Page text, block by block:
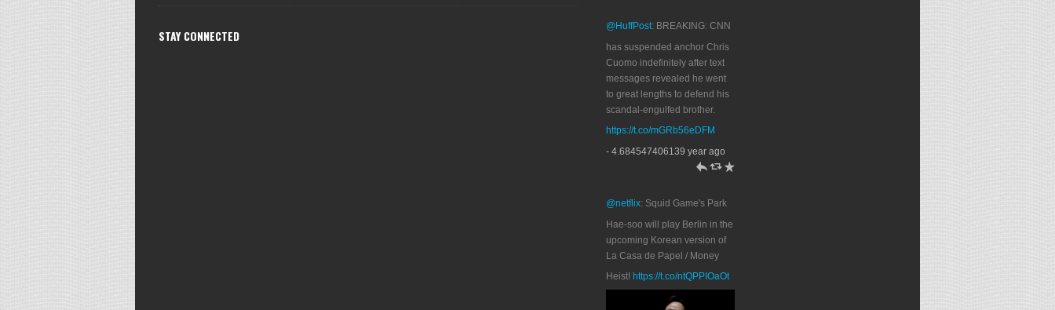
STAY CONNECTED
@HuffPost: BREAKING: CNN
has suspended anchor Chris
Cuomo indefinitely after text
messages revealed he went
to great lengths to defend his
scandal-engulfed brother.
https://t.co/mGRb56eDFM
- 4.684547406139 year ago
h J R
@netflix: Squid Game's Park
Hae-soo will play Berlin in the
upcoming Korean version of
La Casa de Papel / Money
Heist! https://t.co/ntQPPIOaOt